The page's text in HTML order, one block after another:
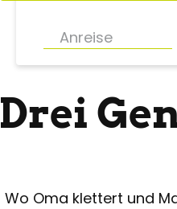
Drei
Wo Oma klettert und